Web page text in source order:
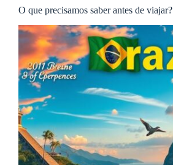
O que precisamos saber antes de viajar?